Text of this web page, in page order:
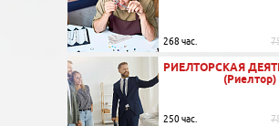
268 час.
РИЕЛТОРСКАЯ
(Риелтор)
250 час.